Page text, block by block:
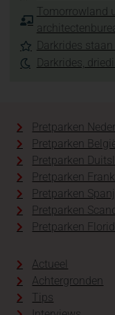
Tomorrowland
Darkrides
Darkrides,
Pretparken
Pretparken
Pretparken
Pretparken
Pretparken
Pretparken
Pretparken
Actueel
Achtergronden
Tips